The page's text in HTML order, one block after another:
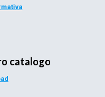
catalogo